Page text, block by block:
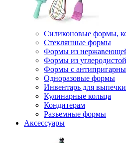
Силиконовые формы,
Стеклянные формы
Формы из
Формы из
Формы с
Одноразовые формы
Инвентарь для выпечки
Кулинарные кольца
Кондитерам
Разъемные формы
Аксессуары